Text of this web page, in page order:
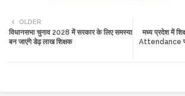
tte ats
मध्य प्रदेश में
Attendance पर
OLDER
विधानसभा चुनाव 2028 में सरकार के लिए समस्या
बन जाएंगे डेढ़ लाख शिक्षक